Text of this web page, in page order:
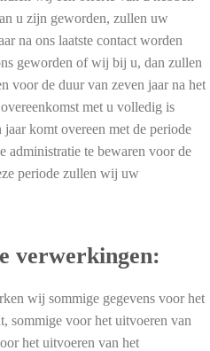
u zijn geworden, zullen uw
na ons laatste contact worden
geworden of wij bij u, dan zullen
voor de duur van zeven jaar na het
met u volledig is
komt overeen met de periode
te bewaren voor de
periode zullen wij uw
verwerkingen:
wij sommige gegevens voor het
sommige voor het uitvoeren van
het uitvoeren van het